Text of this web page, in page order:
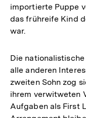
importierte Puppe
das frühreife Kind
war.
Die
alle anderen
zweiten Sohn zog
ihrem verwitweten
Aufgaben als First